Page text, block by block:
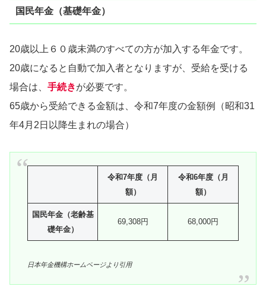
国民年金（基礎年金）
20歳以上６０歳未満のすべての方が加入する年金です。
20歳になると自動で加入者となりますが、受給を受ける
場合は、 手続きが必要です。
65歳から受給できる金額は、令和7年度の金額例（昭和31
年4月2日以降生まれの場合）
令和7年度（月
額）
令和6年度（月
額）
国民年金（老齢基
礎年金）
69,308円 68,000円
日本年金機構ホームページより引用